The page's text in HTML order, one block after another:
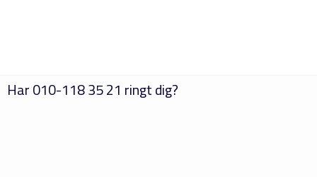
Har010-118 35 21 ringt dig?